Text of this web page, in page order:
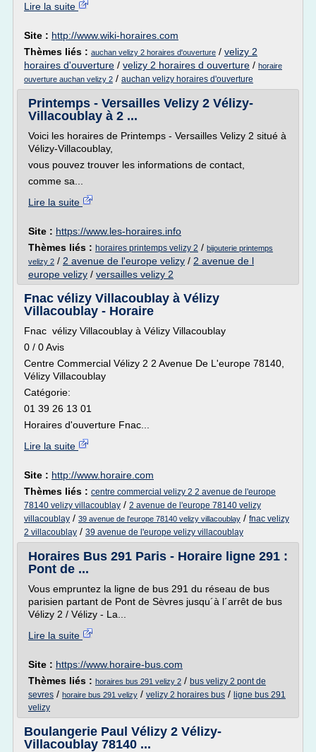
Lire la suite
Site : http://www.wiki-horaires.com
Thèmes liés : auchan velizy 2 horaires d'ouverture / velizy 2
horaires d'ouverture / velizy 2 horaires d ouverture / horaire
ouverture auchan velizy 2 / auchan velizy horaires d'ouverture
Printemps - Versailles Velizy 2 Vélizy-
Villacoublay à 2 ...
Voici les horaires de Printemps - Versailles Velizy 2 situé à
Vélizy-Villacoublay,
vous pouvez trouver les informations de contact,
comme sa...
Lire la suite
Site : https://www.les-horaires.info
Thèmes liés : horaires printemps velizy 2 / bijouterie printemps
velizy 2 / 2 avenue de l'europe velizy / 2 avenue de l
europe velizy / versailles velizy 2
Fnac vélizy Villacoublay à Vélizy
Villacoublay - Horaire
Fnac vélizy Villacoublay à Vélizy Villacoublay
0 / 0 Avis
Centre Commercial Vélizy 2 2 Avenue De L'europe 78140,
Vélizy Villacoublay
Catégorie:
01 39 26 13 01
Horaires d'ouverture Fnac...
Lire la suite
Site : http://www.horaire.com
Thèmes liés : centre commercial velizy 2 2 avenue de l'europe
78140 velizy villacoublay / 2 avenue de l'europe 78140 velizy
villacoublay / 39 avenue de l'europe 78140 velizy villacoublay / fnac velizy
2 villacoublay / 39 avenue de l'europe velizy villacoublay
Horaires Bus 291 Paris - Horaire ligne 291 :
Pont de ...
Vous empruntez la ligne de bus 291 du réseau de bus
parisien partant de Pont de Sèvres jusqu´à l´arrêt de bus
Vélizy 2 / Vélizy - La...
Lire la suite
Site : https://www.horaire-bus.com
Thèmes liés : horaires bus 291 velizy 2 / bus velizy 2 pont de
sevres / horaire bus 291 velizy / velizy 2 horaires bus / ligne bus 291
velizy
Boulangerie Paul Vélizy 2 Vélizy-
Villacoublay 78140 ...